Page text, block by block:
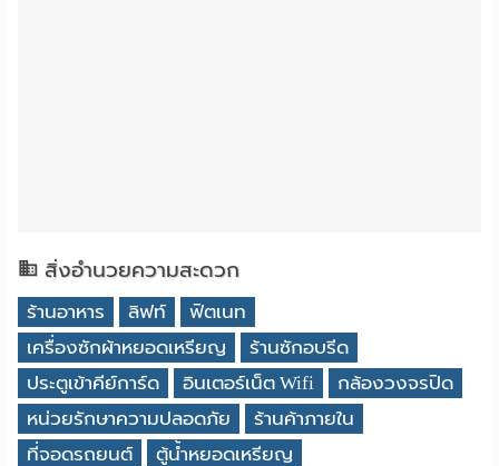
สิ่งอำนวยความสะดวก
ร้านอาหาร ลิฟท์
ฟิตเนท
เครื่องซักผ้าหยอดเหรียญ
ร้านซักอบรีด
ประตูเข้าคีย์การ์ด
อินเตอร์เน็ต Wifi
กล้องวงจรปิด
หน่วยรักษาความปลอดภัย
ร้านค้าภายใน
ที่จอดรถยนต์
ตู้น้ำหยอดเหรียญ